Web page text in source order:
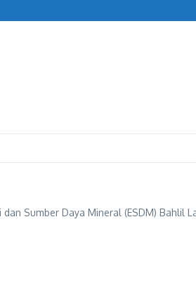
dan Sumber Daya Mineral (ESDM) Bahlil